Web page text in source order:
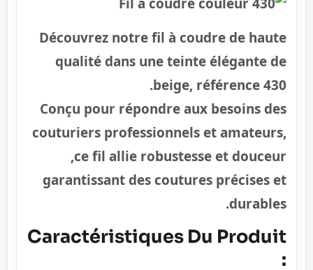
Découvrez notre fil à coudre de haute
qualité dans une teinte élégante de
beige, référence 430.
Conçu pour répondre aux besoins des
couturiers professionnels et amateurs,
ce fil allie robustesse et douceur,
garantissant des coutures précises et
durables.
Caractéristiques Du Produit
: